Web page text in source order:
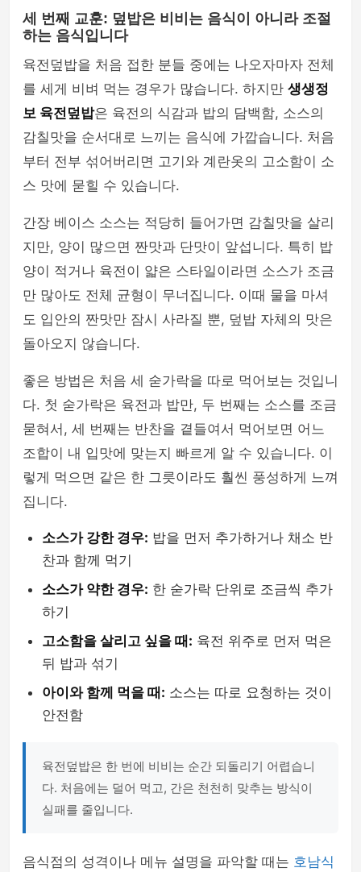
세 번째 교훈: 덮밥은 비비는 음식이 아니라 조절
하는 음식입니다
육전덮밥을 처음 접한 분들 중에는 나오자마자 전체
를 세게 비벼 먹는 경우가 많습니다. 하지만 생생정
보 육전덮밥은 육전의 식감과 밥의 담백함, 소스의
감칠맛을 순서대로 느끼는 음식에 가깝습니다. 처음
부터 전부 섞어버리면 고기와 계란옷의 고소함이 소
스 맛에 묻힐 수 있습니다.
간장 베이스 소스는 적당히 들어가면 감칠맛을 살리
지만, 양이 많으면 짠맛과 단맛이 앞섭니다. 특히 밥
양이 적거나 육전이 얇은 스타일이라면 소스가 조금
만 많아도 전체 균형이 무너집니다. 이때 물을 마셔
도 입안의 짠맛만 잠시 사라질 뿐, 덮밥 자체의 맛은
돌아오지 않습니다.
좋은 방법은 처음 세 숟가락을 따로 먹어보는 것입니
다. 첫 숟가락은 육전과 밥만, 두 번째는 소스를 조금
묻혀서, 세 번째는 반찬을 곁들여서 먹어보면 어느
조합이 내 입맛에 맞는지 빠르게 알 수 있습니다. 이
렇게 먹으면 같은 한 그릇이라도 훨씬 풍성하게 느껴
집니다.
소스가 강한 경우: 밥을 먼저 추가하거나 채소 반
찬과 함께 먹기
소스가 약한 경우: 한 숟가락 단위로 조금씩 추가
하기
고소함을 살리고 싶을 때: 육전 위주로 먼저 먹은
뒤 밥과 섞기
아이와 함께 먹을 때: 소스는 따로 요청하는 것이
안전함
육전덮밥은 한 번에 비비는 순간 되돌리기 어렵습니
다. 처음에는 덜어 먹고, 간은 천천히 맞추는 방식이
실패를 줄입니다.
음식점의 성격이나 메뉴 설명을 파악할 때는 호남식